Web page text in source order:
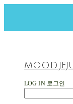
LOG IN 로그인